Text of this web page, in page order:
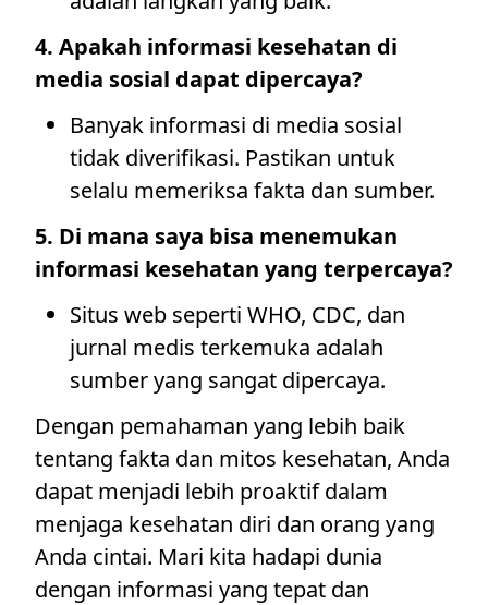
4. Apakah informasi kesehatan di
media sosial dapat dipercaya?
Banyak informasi di media sosial
tidak diverifikasi. Pastikan untuk
selalu memeriksa fakta dan sumber.
5. Di mana saya bisa menemukan
informasi kesehatan yang terpercaya?
Situs web seperti WHO, CDC, dan
jurnal medis terkemuka adalah
sumber yang sangat dipercaya.
Dengan pemahaman yang lebih baik
tentang fakta dan mitos kesehatan, Anda
dapat menjadi lebih proaktif dalam
menjaga kesehatan diri dan orang yang
Anda cintai. Mari kita hadapi dunia
dengan informasi yang tepat dan